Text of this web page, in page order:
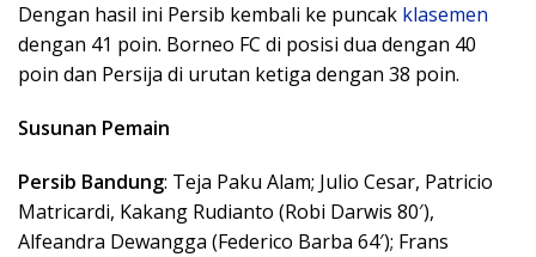
Dengan hasil ini Persib kembali ke puncak klasemen
dengan 41 poin. Borneo FC di posisi dua dengan 40
poin dan Persija di urutan ketiga dengan 38 poin.
Susunan Pemain
Persib Bandung: Teja Paku Alam; Julio Cesar, Patricio
Matricardi, Kakang Rudianto (Robi Darwis 80′),
Alfeandra Dewangga (Federico Barba 64′); Frans